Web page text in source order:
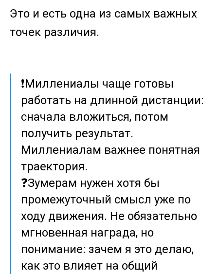
Это и есть одна из самых важных
точек различия.
❗️Миллениалы чаще готовы
работать на длинной дистанции:
сначала вложиться, потом
получить результат.
Миллениалам важнее понятная
траектория.
❓Зумерам нужен хотя бы
промежуточный смысл уже по
ходу движения. Не обязательно
мгновенная награда, но
понимание: зачем я это делаю,
как это влияет на общий